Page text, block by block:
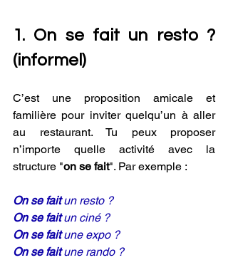
1. On se fait un resto ?
(informel)
C’est une proposition amicale et
familière pour inviter quelqu’un à aller
au restaurant. Tu peux proposer
n’importe quelle activité avec la
structure "on se fait". Par exemple :
On se fait un resto ?
On se fait un ciné ?
On se fait une expo ?
On se fait une rando ?